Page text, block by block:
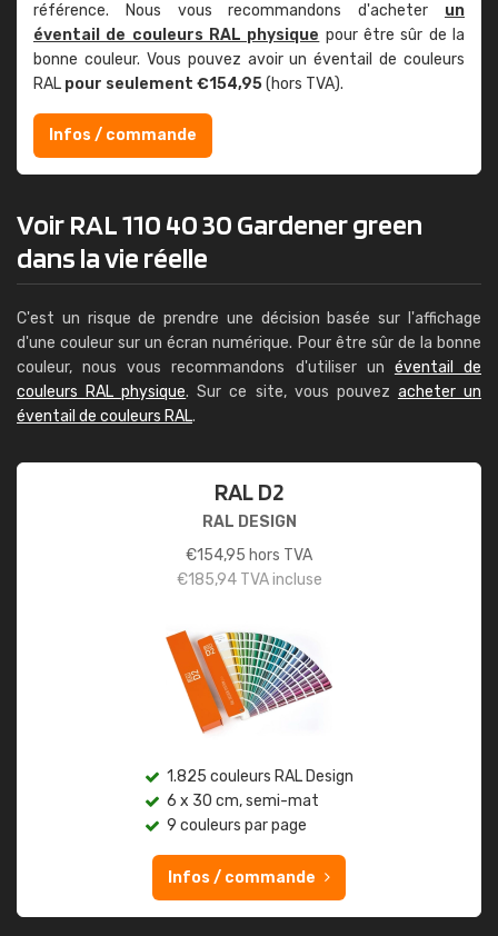
référence. Nous vous recommandons d'acheter un
éventail de couleurs RAL physique pour être sûr de la
bonne couleur. Vous pouvez avoir un éventail de couleurs
RAL pour seulement €154,95(hors TVA).
Infos / commande
Voir RAL 110 40 30 Gardener green
dans la vie réelle
C'est un risque de prendre une décision basée sur l'affichage
d'une couleur sur un écran numérique. Pour être sûr de la bonne
couleur, nous vous recommandons d'utiliser un éventail de
couleurs RAL physique. Sur ce site, vous pouvez acheter un
éventail de couleurs RAL.
RAL D2
RAL DESIGN
€154,95 hors TVA
€185,94TVA incluse
1.825 couleurs RAL Design
6 x 30 cm, semi-mat
9 couleurs par page
Infos / commande